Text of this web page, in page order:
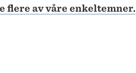
flere av våre enkeltemner.